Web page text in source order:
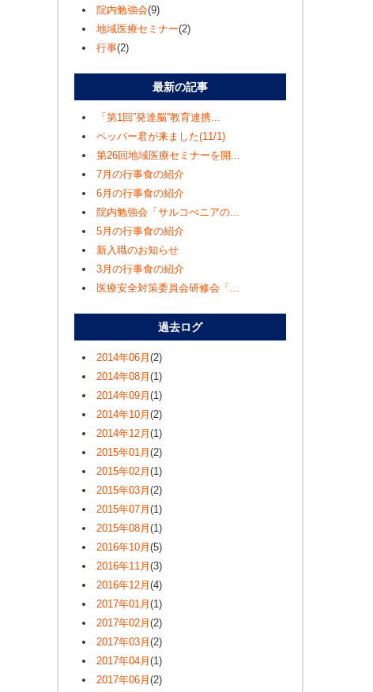
院内勉強会(9)
地域医療セミナー(2)
行事(2)
最新の記事
「第1回”発達脳”教育連携...
ペッパー君が来ました(11/1)
第26回地域医療セミナーを開...
7月の行事食の紹介
6月の行事食の紹介
院内勉強会「サルコぺニアの...
5月の行事食の紹介
新入職のお知らせ
3月の行事食の紹介
医療安全対策委員会研修会「...
過去ログ
2014年06月 (2)
2014年08月 (1)
2014年09月 (1)
2014年10月 (2)
2014年12月 (1)
2015年01月 (2)
2015年02月 (1)
2015年03月 (2)
2015年07月 (1)
2015年08月 (1)
2016年10月 (5)
2016年11月 (3)
2016年12月 (4)
2017年01月 (1)
2017年02月 (2)
2017年03月 (2)
2017年04月 (1)
2017年06月 (2)